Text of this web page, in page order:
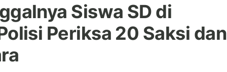
Siswa SD di
Periksa 20 Saksi dan